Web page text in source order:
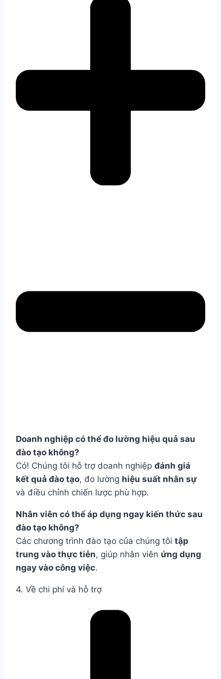
Doanh nghiệp có thể đo lường hiệu quả sau
đào tạo không?
Có! Chúng tôi hỗ trợ doanh nghiệp đánh giá
kết quả đào tạo, đo lường hiệu suất nhân sự
và điều chỉnh chiến lược phù hợp.
Nhân viên có thể áp dụng ngay kiến thức sau
đào tạo không?
Các chương trình đào tạo của chúng tôi tập
trung vào thực tiễn, giúp nhân viên ứng dụng
ngay vào công việc.
4. Về chi phí và hỗ trợ